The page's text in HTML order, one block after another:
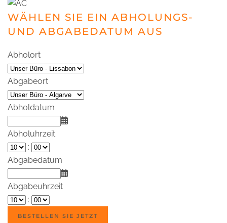
WÄHLEN SIE EIN ABHOLUNGS-
UND ABGABEDATUM AUS
Abholort
Abgabeort
Abholdatum
Abholuhrzeit
:
Abgabedatum
Abgabeuhrzeit
: